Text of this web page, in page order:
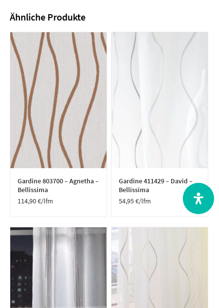
Ähnliche Produkte
Gardine 803700 – Agnetha –
Bellissima
114,90€/lfm
Gardine 411429 – David –
Bellissima
54,95€/lfm